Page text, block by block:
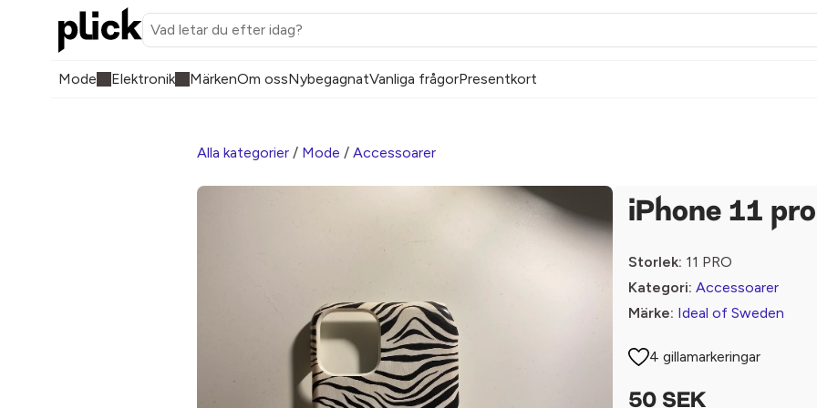
Mode Elektronik MärkenOm ossNybegagnatVanliga frågorPresentkort
Alla kategorier / Mode / Accessoarer
iPhone 11 pro
Storlek: 11 PRO
Kategori: Accessoarer
Märke: Ideal of Sweden
4 gillamarkeringar
50 SEK